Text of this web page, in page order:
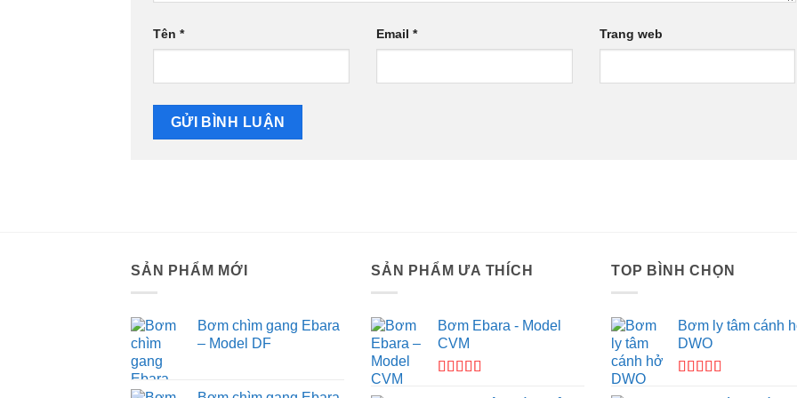
Tên * Email * Trang web
SẢN PHẨM MỚI
Bơm chìm gang Ebara
– Model DF
SẢN PHẨM ƯA THÍCH
Bơm Ebara - Model
CVM
TOP BÌNH CHỌN
Bơm ly tâm cánh
DWO